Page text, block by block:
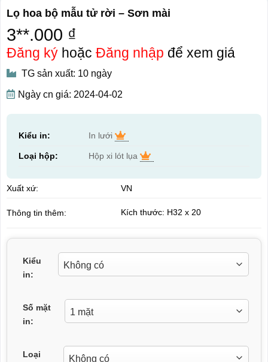
Lọ hoa bộ mẫu tử rời – Sơn mài
3**.000 ₫
Đăng kýhoặc Đăng nhập để xem giá
TG sản xuất: 10 ngày
Ngày cn giá: 2024-04-02
Kiểu in: In lưới
Loại hộp: Hộp xi lót lụa
Xuất xứ: VN
Thông tin thêm: Kích thước: H32 x 20
Kiểu
in:
Số mặt
in:
Loại